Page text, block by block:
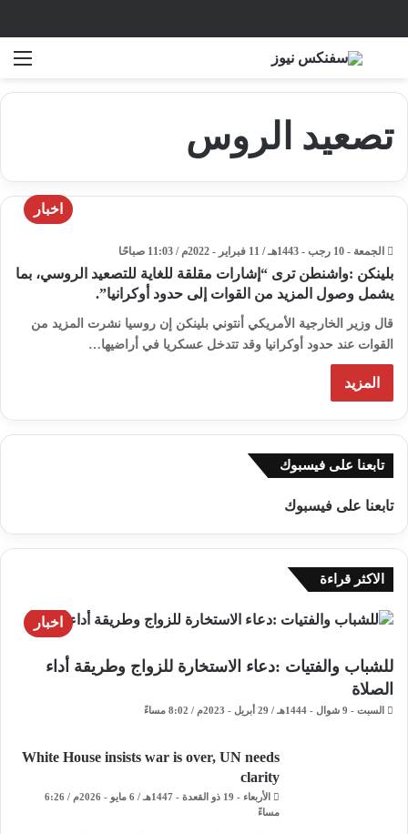
بحث عن
تصعيد الروس
اخبار
الجمعة - 10 رجب - 1443هـ / 11 فبراير - 2022م / 11:03 صباحًا
بلينكن :واشنطن ترى “إشارات مقلقة للغاية للتصعيد الروسي، بما
يشمل وصول المزيد من القوات إلى حدود أوكرانيا”.
قال وزير الخارجية الأمريكي أنتوني بلينكن إن روسيا نشرت المزيد من
القوات عند حدود أوكرانيا وقد تتدخل عسكريا في أراضيها…
المزيد
تابعنا على فيسبوك
تابعنا على فيسبوك
الاكثر قراءة
اخبار
للشباب والفتيات :دعاء الاستخارة للزواج وطريقة أداء
الصلاة
السبت - 9 شوال - 1444هـ / 29 أبريل - 2023م / 8:02 مساءً
White House insists war is over, UN needs
clarity
الأربعاء - 19 ذو القعدة - 1447هـ / 6 مايو - 2026م / 6:26
مساءً